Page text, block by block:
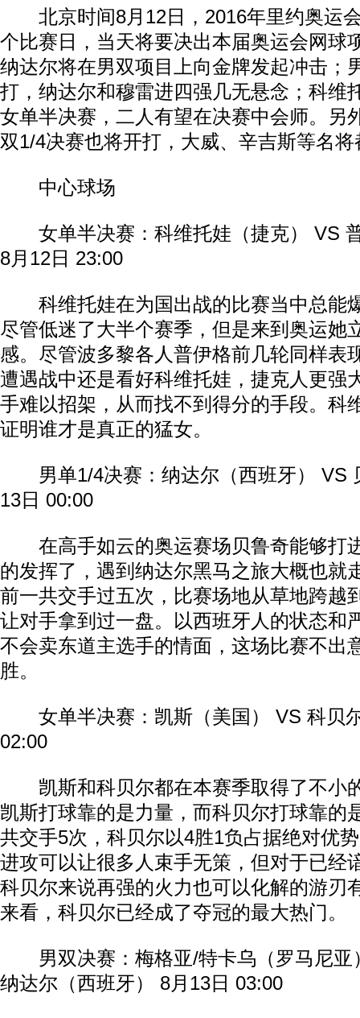
北京时间8月12日，2016年里约奥运
个比赛日，当天将要决出本届奥运会网
纳达尔将在男双项目上向金牌发起冲击；
打，纳达尔和穆雷进四强几无悬念；科维
女单半决赛，二人有望在决赛中会师。另
双1/4决赛也将开打，大威、辛吉斯等名
中心球场
女单半决赛：科维托娃（捷克） VS
8月12日 23:00
科维托娃在为国出战的比赛当中总能
尽管低迷了大半个赛季，但是来到奥运她
感。尽管波多黎各人普伊格前几轮同样表
遭遇战中还是看好科维托娃，捷克人更强
手难以招架，从而找不到得分的手段。科
证明谁才是真正的猛女。
男单1/4决赛：纳达尔（西班牙） VS
13日 00:00
在高手如云的奥运赛场贝鲁奇能够打
的发挥了，遇到纳达尔黑马之旅大概也就
前一共交手过五次，比赛场地从草地跨越
让对手拿到过一盘。以西班牙人的状态和
不会卖东道主选手的情面，这场比赛不出
胜。
女单半决赛：凯斯（美国） VS 科贝
02:00
凯斯和科贝尔都在本赛季取得了不小
凯斯打球靠的是力量，而科贝尔打球靠的
共交手5次，科贝尔以4胜1负占据绝对优
进攻可以让很多人束手无策，但对于已经
科贝尔来说再强的火力也可以化解的游刃
来看，科贝尔已经成了夺冠的最大热门。
男双决赛：梅格亚/特卡乌（罗马尼亚
纳达尔（西班牙） 8月13日 03:00